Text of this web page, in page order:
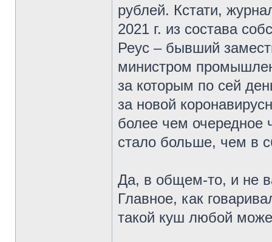
рублей. Кстати,
2021 г. из состава
Реус – бывший
министром
за которым по сей
за новой
более чем очередное
стало больше, чем в
Да, в общем-то, и не
Главное, как
такой куш любой